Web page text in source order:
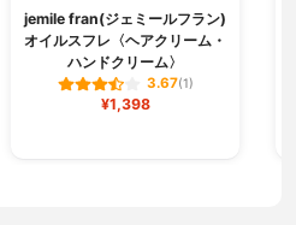
jemile fran(ジェミールフラン)
オイルスフレ〈ヘアクリーム・
ハンドクリーム〉
3.67(1)
¥1,398